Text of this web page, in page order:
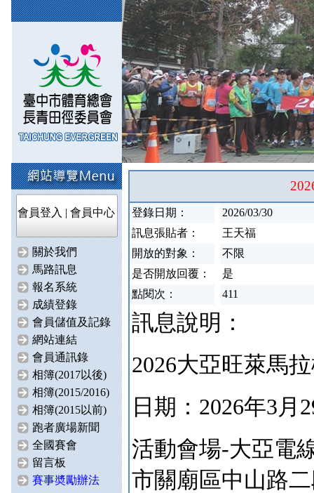
會員登入 |會員中心
關於我們
馬路訊息
報名系統
成績登錄
會員儲值及記錄
網站連結
會員通訊錄
相簿(2017以後)
相簿(2015/2016)
相簿(2015以前)
跑者廣場新聞
全國賽會
留言板
賽事奬勵辦法
登錄日期：
2026/03/30
訊息張貼者：
王天福
開放的對象：
不限
是否開放回覆：
是
點閱次：
411
訊息說明：
2026大亞旺萊馬
日期：2026年3
活動會場-大亞電
市關廟區中山路